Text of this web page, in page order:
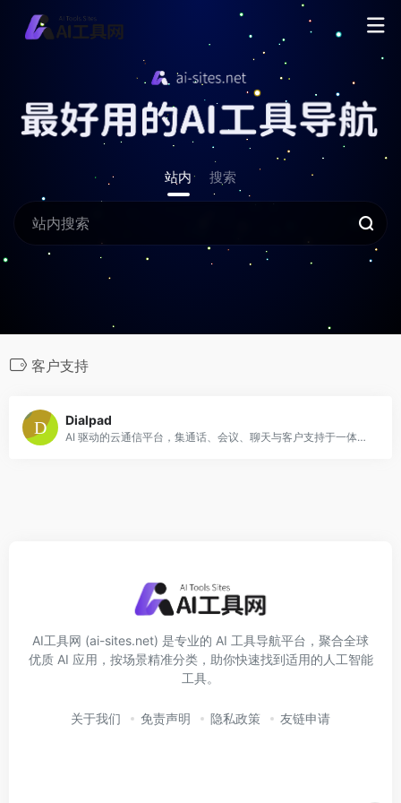
站内 搜索
客户支持
Dialpad
AI 驱动的云通信平台，集通话、会议、聊天与客户支持于一体，提供实时转录、情绪分析、质量管理与自动摘要功能，帮助团队提升效率与客户满意度。
AI工具网 (ai-sites.net) 是专业的 AI 工具导航平台，聚合全球
优质 AI 应用，按场景精准分类，助你快速找到适用的人工智能
工具。
关于我们 免责声明 隐私政策 友链申请